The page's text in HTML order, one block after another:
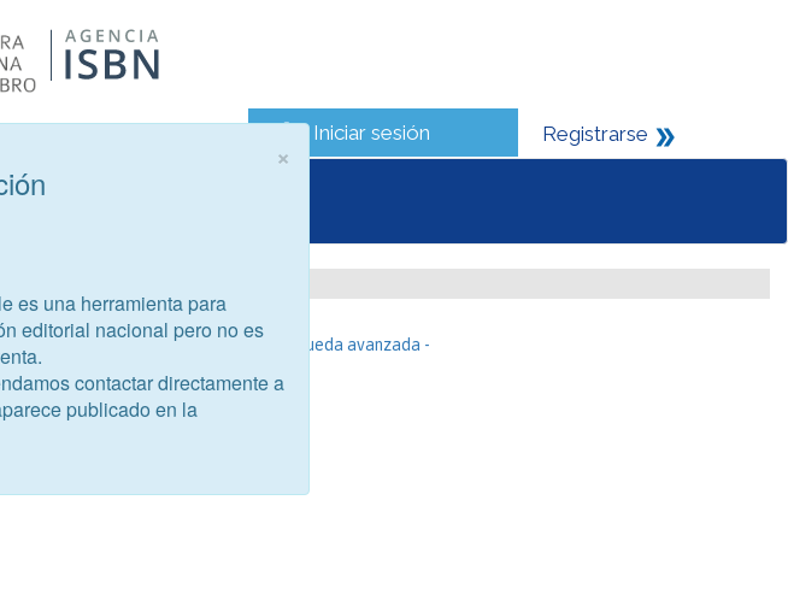
Iniciar sesión Registrarse
- Búsqueda avanzada -
×
es una herramienta para
editorial nacional pero no es
contactar directamente a
publicado en la